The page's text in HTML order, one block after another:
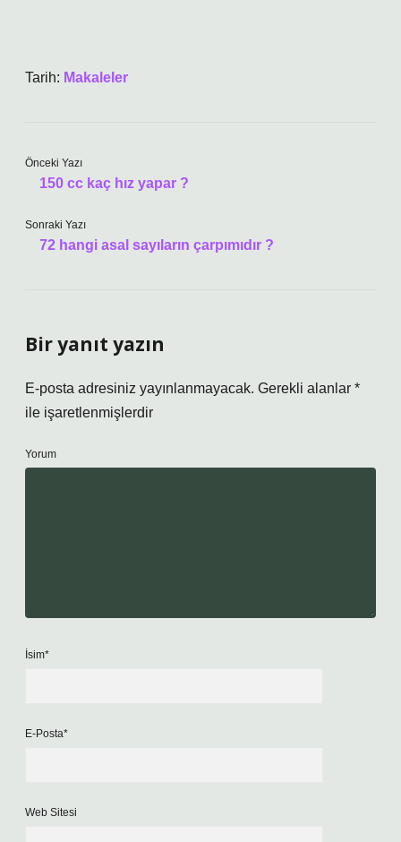
Tarih: Makaleler
Önceki Yazı
150 cc kaç hız yapar ?
Sonraki Yazı
72 hangi asal sayıların çarpımıdır ?
Bir yanıt yazın
E-posta adresiniz yayınlanmayacak. Gerekli alanlar *
ile işaretlenmişlerdir
Yorum
İsim*
E-Posta*
Web Sitesi